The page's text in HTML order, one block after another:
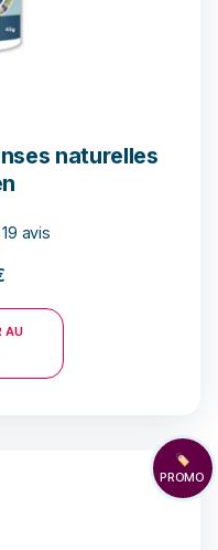
naturelles
AU
🏷️
PROMO